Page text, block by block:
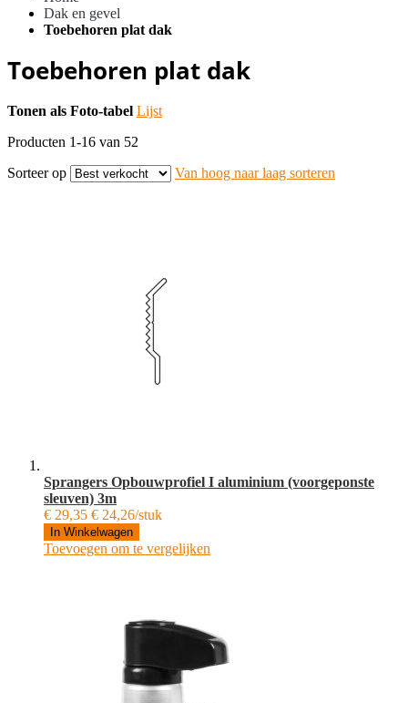
Dak en gevel
Toebehoren plat dak
Toebehoren plat dak
Tonen als Foto-tabel Lijst
Producten 1-16 van 52
Sorteer op
Van hoog naar laag sorteren
Sprangers Opbouwprofiel I aluminium (voorgeponste
sleuven) 3m
€ 29,35 € 24,26/stuk
In Winkelwagen
Toevoegen om te vergelijken